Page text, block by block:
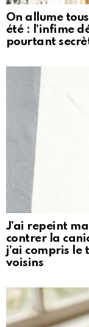
On allume
été : l’infime
pourtant
J’ai repeint
contrer la
j’ai compris
voisins